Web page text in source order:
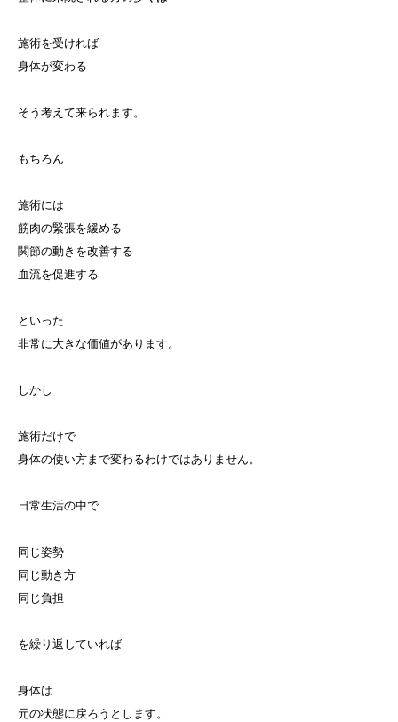
施術を受ければ
身体が変わる
そう考えて来られます。
もちろん
施術には
筋肉の緊張を緩める
関節の動きを改善する
血流を促進する
といった
非常に大きな価値があります。
しかし
施術だけで
身体の使い方まで変わるわけではありません。
日常生活の中で
同じ姿勢
同じ動き方
同じ負担
を繰り返していれば
身体は
元の状態に戻ろうとします。